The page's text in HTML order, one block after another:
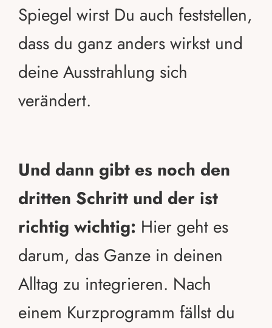
Spiegel wirst Du auch feststellen,
dass du ganz anders wirkst und
deine Ausstrahlung sich
verändert.
Und dann gibt es noch den
dritten Schritt und der ist
richtig wichtig: Hier geht es
darum, das Ganze in deinen
Alltag zu integrieren. Nach
einem Kurzprogramm fällst du